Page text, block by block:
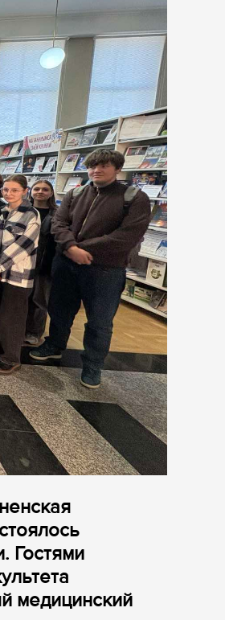
Гостями
медицинский